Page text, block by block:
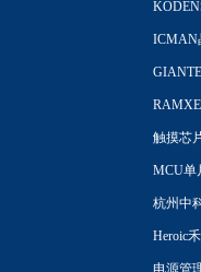
ICMAN
触摸芯
MCU单
杭州中
Heroic
电源管